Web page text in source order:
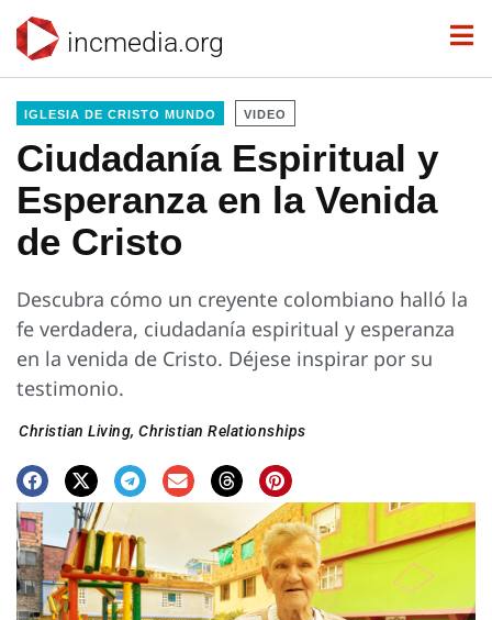
incmedia.org
IGLESIA DE CRISTO MUNDO VIDEO
Ciudadanía Espiritual y
Esperanza en la Venida
de Cristo
Descubra cómo un creyente colombiano halló la
fe verdadera, ciudadanía espiritual y esperanza
en la venida de Cristo. Déjese inspirar por su
testimonio.
Christian Living, Christian Relationships